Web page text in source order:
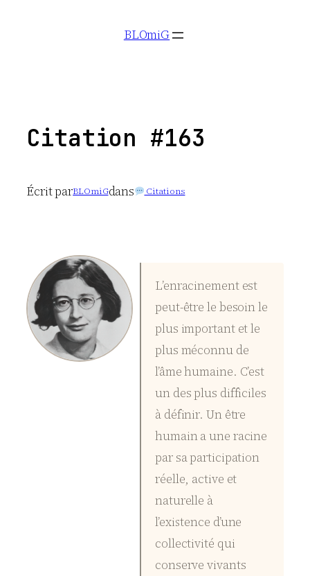
BLOmiG
Citation #163
Écrit parBLOmiGdans Citations
L’enracinement est
peut-être le besoin le
plus important et le
plus méconnu de
l’âme humaine. C’est
un des plus difficiles
à définir. Un être
humain a une racine
par sa participation
réelle, active et
naturelle à
l’existence d’une
collectivité qui
conserve vivants